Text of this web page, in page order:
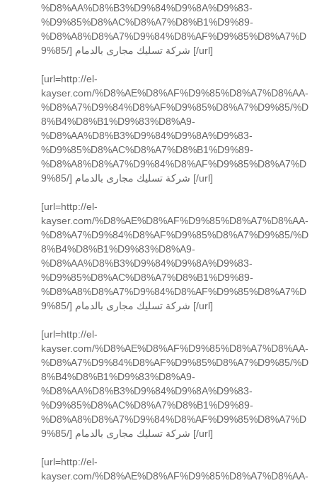
%D8%AA%D8%B3%D9%84%D9%8A%D9%83-
%D9%85%D8%AC%D8%A7%D8%B1%D9%89-
%D8%A8%D8%A7%D9%84%D8%AF%D9%85%D8%A7%D
9%85/] شركة تسليك مجارى بالدمام [/url]
[url=http://el-
kayser.com/%D8%AE%D8%AF%D9%85%D8%A7%D8%AA-
%D8%A7%D9%84%D8%AF%D9%85%D8%A7%D9%85/%D
8%B4%D8%B1%D9%83%D8%A9-
%D8%AA%D8%B3%D9%84%D9%8A%D9%83-
%D9%85%D8%AC%D8%A7%D8%B1%D9%89-
%D8%A8%D8%A7%D9%84%D8%AF%D9%85%D8%A7%D
9%85/] شركة تسليك مجارى بالدمام [/url]
[url=http://el-
kayser.com/%D8%AE%D8%AF%D9%85%D8%A7%D8%AA-
%D8%A7%D9%84%D8%AF%D9%85%D8%A7%D9%85/%D
8%B4%D8%B1%D9%83%D8%A9-
%D8%AA%D8%B3%D9%84%D9%8A%D9%83-
%D9%85%D8%AC%D8%A7%D8%B1%D9%89-
%D8%A8%D8%A7%D9%84%D8%AF%D9%85%D8%A7%D
9%85/] شركة تسليك مجارى بالدمام [/url]
[url=http://el-
kayser.com/%D8%AE%D8%AF%D9%85%D8%A7%D8%AA-
%D8%A7%D9%84%D8%AF%D9%85%D8%A7%D9%85/%D
8%B4%D8%B1%D9%83%D8%A9-
%D8%AA%D8%B3%D9%84%D9%8A%D9%83-
%D9%85%D8%AC%D8%A7%D8%B1%D9%89-
%D8%A8%D8%A7%D9%84%D8%AF%D9%85%D8%A7%D
9%85/] شركة تسليك مجارى بالدمام [/url]
[url=http://el-
kayser.com/%D8%AE%D8%AF%D9%85%D8%A7%D8%AA-